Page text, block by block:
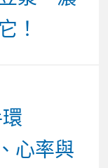
！
心率與